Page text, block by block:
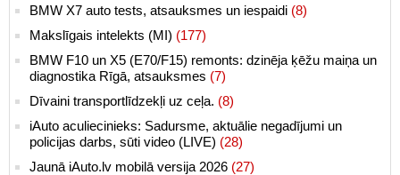
BMW X7 auto tests, atsauksmes un iespaidi (8)
Makslīgais intelekts (MI) (177)
BMW F10 un X5 (E70/F15) remonts: dzinēja ķēžu maiņa un
diagnostika Rīgā, atsauksmes (7)
Dīvaini transportlīdzekļi uz ceļa. (8)
iAuto aculiecinieks: Sadursme, aktuālie negadījumi un
policijas darbs, sūti video (LIVE) (28)
Jaunā iAuto.lv mobilā versija 2026 (27)